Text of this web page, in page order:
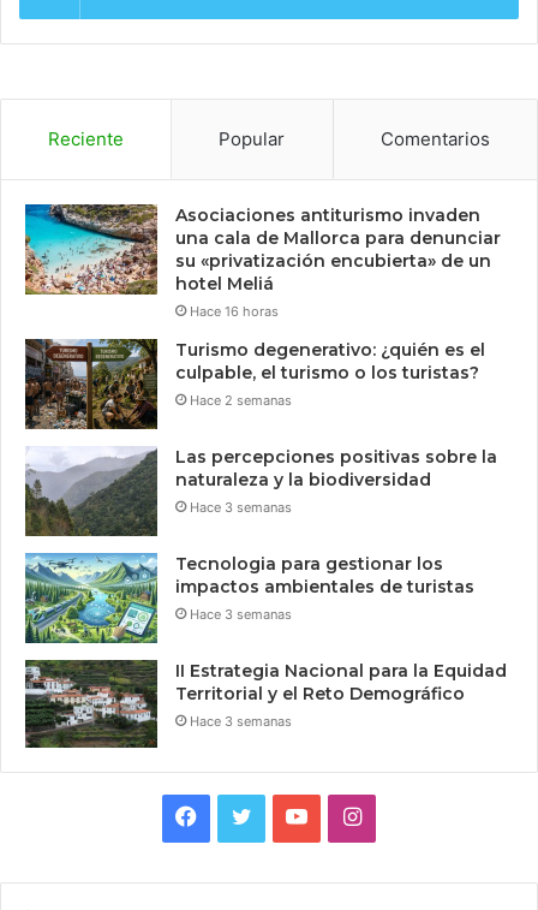
Reciente Popular Comentarios
Asociaciones antiturismo invaden
una cala de Mallorca para denunciar
su «privatización encubierta» de un
hotel Meliá
Hace 16 horas
Turismo degenerativo: ¿quién es el
culpable, el turismo o los turistas?
Hace 2 semanas
Las percepciones positivas sobre la
naturaleza y la biodiversidad
Hace 3 semanas
Tecnologia para gestionar los
impactos ambientales de turistas
Hace 3 semanas
II Estrategia Nacional para la Equidad
Territorial y el Reto Demográfico
Hace 3 semanas
Facebook
TwitterYouTubeInstagram